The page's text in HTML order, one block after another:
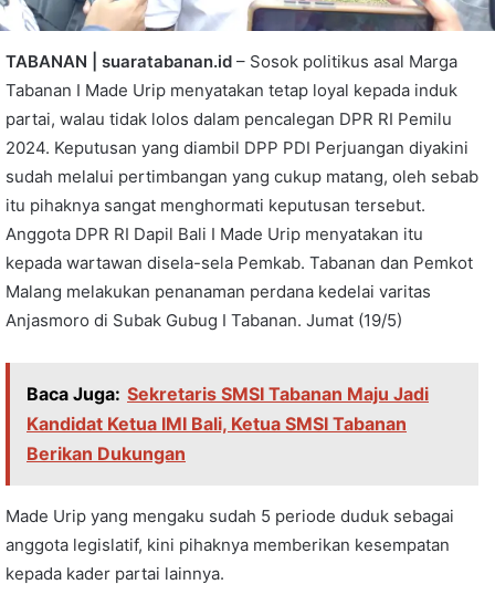
TABANAN | suaratabanan.id – Sosok politikus asal Marga
Tabanan I Made Urip menyatakan tetap loyal kepada induk
partai, walau tidak lolos dalam pencalegan DPR RI Pemilu
2024. Keputusan yang diambil DPP PDI Perjuangan diyakini
sudah melalui pertimbangan yang cukup matang, oleh sebab
itu pihaknya sangat menghormati keputusan tersebut.
Anggota DPR RI Dapil Bali I Made Urip menyatakan itu
kepada wartawan disela-sela Pemkab. Tabanan dan Pemkot
Malang melakukan penanaman perdana kedelai varitas
Anjasmoro di Subak Gubug I Tabanan. Jumat (19/5)
Baca Juga: Sekretaris SMSI Tabanan Maju Jadi
Kandidat Ketua IMI Bali, Ketua SMSI Tabanan
Berikan Dukungan
Made Urip yang mengaku sudah 5 periode duduk sebagai
anggota legislatif, kini pihaknya memberikan kesempatan
kepada kader partai lainnya.